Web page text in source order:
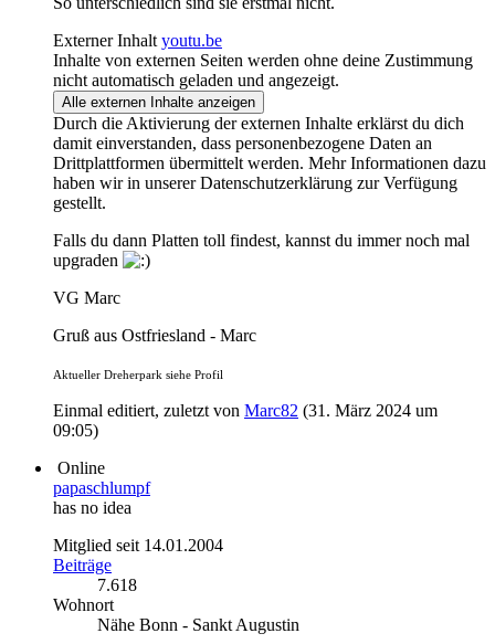
Externer Inhalt youtu.be
Inhalte von externen Seiten werden ohne deine Zustimmung
nicht automatisch geladen und angezeigt.
Alle externen Inhalte anzeigen
Durch die Aktivierung der externen Inhalte erklärst du dich
damit einverstanden, dass personenbezogene Daten an
Drittplattformen übermittelt werden. Mehr Informationen dazu
haben wir in unserer Datenschutzerklärung zur Verfügung
gestellt.
Falls du dann Platten toll findest, kannst du immer noch mal
upgraden
VG Marc
Gruß aus Ostfriesland - Marc
Aktueller Dreherpark siehe Profil
Einmal editiert, zuletzt von Marc82 (31. März 2024 um
09:05)
Online
papaschlumpf
has no idea
Mitglied seit 14.01.2004
Beiträge
7.618
Wohnort
Nähe Bonn - Sankt Augustin